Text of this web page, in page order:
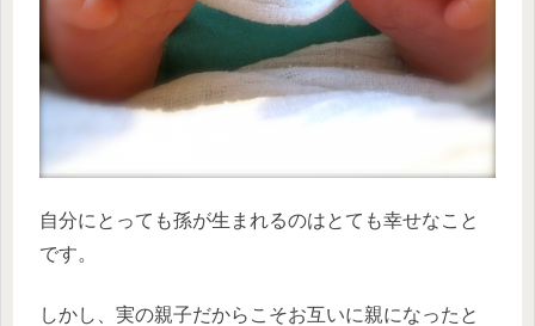
自分にとっても孫が生まれるのはとても幸せなこと
です。
しかし、実の親子だからこそお互いに親になったと